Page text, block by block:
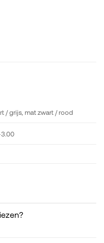
/ grijs, mat zwart / rood